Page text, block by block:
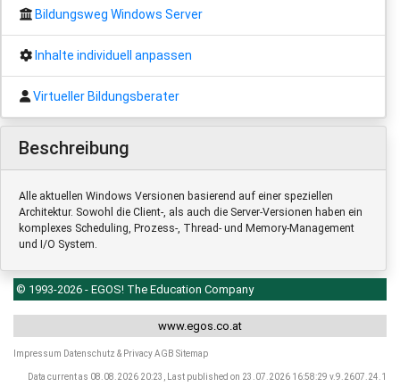
Bildungsweg Windows Server
Inhalte individuell anpassen
Virtueller Bildungsberater
Beschreibung
Alle aktuellen Windows Versionen basierend auf einer speziellen
Architektur. Sowohl die Client-, als auch die Server-Versionen haben ein
komplexes Scheduling, Prozess-, Thread- und Memory-Management
und I/O System.
© 1993-2026 - EGOS! The Education Company
www.egos.co.at
Impressum Datenschutz & PrivacyAGB Sitemap
Data current as 08.08.2026 20:23, Last published on 23.07.2026 16:58:29 v.9.2607.24.1